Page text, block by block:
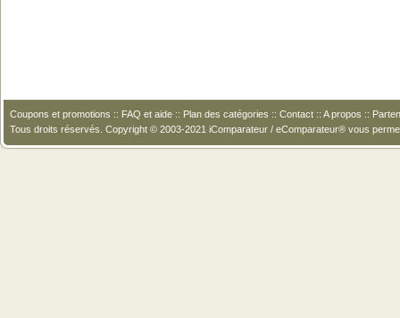
Coupons et promotions :: FAQ et aide :: Plan des catégories :: Contact :: A propos ::
Tous droits réservés. Copyright © 2003-2021 iComparateur / eComparateur® vous